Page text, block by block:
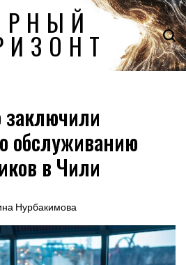
заключили
обслуживанию
в Чили
Нурбакимова